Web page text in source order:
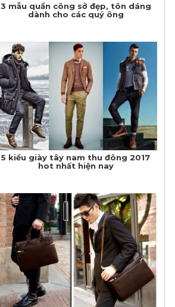
3 mẫu quần công sở đẹp, tôn dáng
dành cho các quý ông
5 kiểu giày tây nam thu đông 2017
hot nhất hiện nay